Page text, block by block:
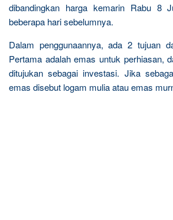
dibandingkan harga kemarin Rabu 8
beberapa hari sebelumnya.
Dalam penggunaannya, ada 2 tujuan
Pertama adalah emas untuk perhiasan,
ditujukan sebagai investasi. Jika
emas disebut logam mulia atau emas